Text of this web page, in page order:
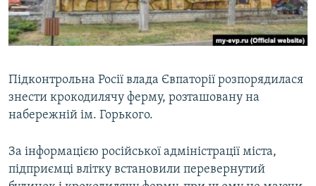
ВІДЕОУРОКИ «ELIFBE»
СВІДЧЕННЯ ОКУПАЦІЇ
ІНФОГРАФІКА
Русский
Qırımtatar
ДОЛУЧАЙСЯ!
Усі сайти RFE/RL
Підконтрольна Росії влада Євпаторії розпорядилася
знести крокодилячу ферму, розташовану на
набережній ім. Горького.
За інформацією російської адміністрації міста,
підприємці влітку встановили перевернутий